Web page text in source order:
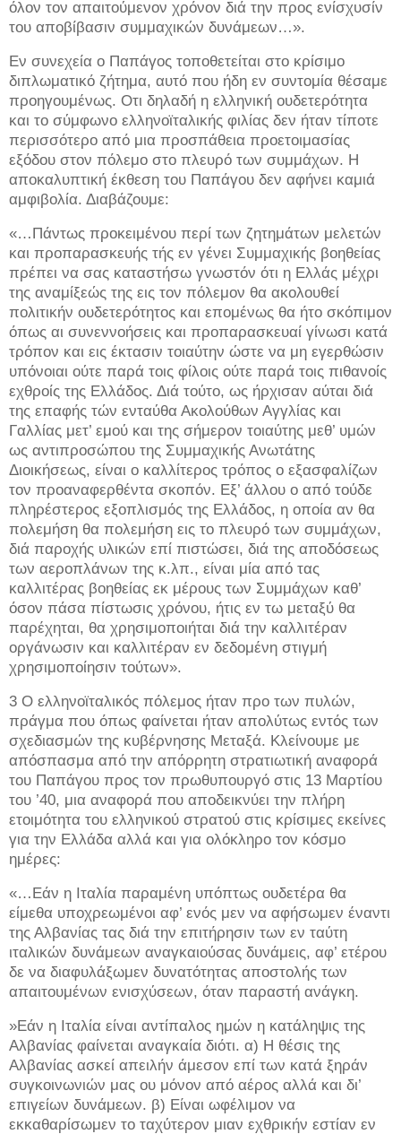
όλον τον απαιτούμενον χρόνον διά την προς ενίσχυσίν
του αποβίβασιν συμμαχικών δυνάμεων…».
Εν συνεχεία ο Παπάγος τοποθετείται στο κρίσιμο
διπλωματικό ζήτημα, αυτό που ήδη εν συντομία θέσαμε
προηγουμένως. Οτι δηλαδή η ελληνική ουδετερότητα
και το σύμφωνο ελληνοϊταλικής φιλίας δεν ήταν τίποτε
περισσότερο από μια προσπάθεια προετοιμασίας
εξόδου στον πόλεμο στο πλευρό των συμμάχων. Η
αποκαλυπτική έκθεση του Παπάγου δεν αφήνει καμιά
αμφιβολία. Διαβάζουμε:
«…Πάντως προκειμένου περί των ζητημάτων μελετών
και προπαρασκευής τής εν γένει Συμμαχικής βοηθείας
πρέπει να σας καταστήσω γνωστόν ότι η Ελλάς μέχρι
της αναμίξεώς της εις τον πόλεμον θα ακολουθεί
πολιτικήν ουδετερότητος και επομένως θα ήτο σκόπιμον
όπως αι συνεννοήσεις και προπαρασκευαί γίνωσι κατά
τρόπον και εις έκτασιν τοιαύτην ώστε να μη εγερθώσιν
υπόνοιαι ούτε παρά τοις φίλοις ούτε παρά τοις πιθανοίς
εχθροίς της Ελλάδος. Διά τούτο, ως ήρχισαν αύται διά
της επαφής τών ενταύθα Ακολούθων Αγγλίας και
Γαλλίας μετ’ εμού και της σήμερον τοιαύτης μεθ’ υμών
ως αντιπροσώπου της Συμμαχικής Ανωτάτης
Διοικήσεως, είναι ο καλλίτερος τρόπος ο εξασφαλίζων
τον προαναφερθέντα σκοπόν. Εξ’ άλλου ο από τούδε
πληρέστερος εξοπλισμός της Ελλάδος, η οποία αν θα
πολεμήση θα πολεμήση εις το πλευρό των συμμάχων,
διά παροχής υλικών επί πιστώσει, διά της αποδόσεως
των αεροπλάνων της κ.λπ., είναι μία από τας
καλλιτέρας βοηθείας εκ μέρους των Συμμάχων καθ’
όσον πάσα πίστωσις χρόνου, ήτις εν τω μεταξύ θα
παρέχηται, θα χρησιμοποιήται διά την καλλιτέραν
οργάνωσιν και καλλιτέραν εν δεδομένη στιγμή
χρησιμοποίησιν τούτων».
3 Ο ελληνοϊταλικός πόλεμος ήταν προ των πυλών,
πράγμα που όπως φαίνεται ήταν απολύτως εντός των
σχεδιασμών της κυβέρνησης Μεταξά. Κλείνουμε με
απόσπασμα από την απόρρητη στρατιωτική αναφορά
του Παπάγου προς τον πρωθυπουργό στις 13 Μαρτίου
του ’40, μια αναφορά που αποδεικνύει την πλήρη
ετοιμότητα του ελληνικού στρατού στις κρίσιμες εκείνες
για την Ελλάδα αλλά και για ολόκληρο τον κόσμο
ημέρες:
«…Εάν η Ιταλία παραμένη υπόπτως ουδετέρα θα
είμεθα υποχρεωμένοι αφ’ ενός μεν να αφήσωμεν έναντι
της Αλβανίας τας διά την επιτήρησιν των εν ταύτη
ιταλικών δυνάμεων αναγκαιούσας δυνάμεις, αφ’ ετέρου
δε να διαφυλάξωμεν δυνατότητας αποστολής των
απαιτουμένων ενισχύσεων, όταν παραστή ανάγκη.
»Εάν η Ιταλία είναι αντίπαλος ημών η κατάληψις της
Αλβανίας φαίνεται αναγκαία διότι. α) Η θέσις της
Αλβανίας ασκεί απειλήν άμεσον επί των κατά ξηράν
συγκοινωνιών μας ου μόνον από αέρος αλλά και δι’
επιγείων δυνάμεων. β) Είναι ωφέλιμον να
εκκαθαρίσωμεν το ταχύτερον μιαν εχθρικήν εστίαν εν